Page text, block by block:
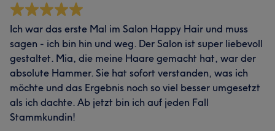
Ich war das erste Mal im Salon Happy Hair und muss
sagen - ich bin hin und weg. Der Salon ist super liebevoll
gestaltet. Mia, die meine Haare gemacht hat, war der
absolute Hammer. Sie hat sofort verstanden, was ich
möchte und das Ergebnis noch so viel besser umgesetzt
als ich dachte. Ab jetzt bin ich auf jeden Fall
Stammkundin!